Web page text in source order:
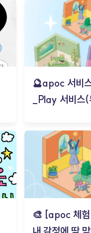
🔮apoc 서비
_Play 서비스
🎨 [apoc 체